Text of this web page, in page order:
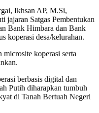
Ikhsan AP, M.Si,
jajaran Satgas Pembentukan
Bank Himbara dan Bank
koperasi desa/kelurahan.
koperasi serta
berbasis digital dan
Putih diharapkan tumbuh
di Tanah Bertuah Negeri